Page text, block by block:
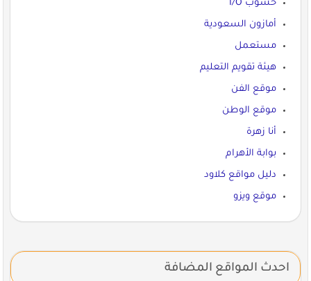
حسوب I/O
أمازون السعودية
مستعمل
هيئة تقويم التعليم
موقع الفن
موقع الوطن
أنا زهرة
بوابة الأهرام
دليل مواقع كلاود
موقع ويزو
احدث المواقع المضافة